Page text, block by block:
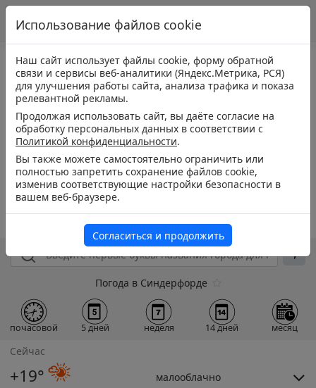
Погода в Синдерфорде
почасовой 5 дней неделя 14 дней месяц
Сейчас
+19° малооблачно
Использование файлов cookie
Наш сайт использует файлы cookie, форму обратной
связи и сервисы веб-аналитики (Яндекс.Метрика, РСЯ)
для улучшения работы сайта, анализа трафика и показа
релевантной рекламы.
Продолжая использовать сайт, вы даёте согласие на
обработку персональных данных в соответствии с
Политикой конфиденциальности.
Вы также можете самостоятельно ограничить или
полностью запретить сохранение файлов cookie,
изменив соответствующие настройки безопасности в
вашем веб-браузере.
Согласиться и продолжить